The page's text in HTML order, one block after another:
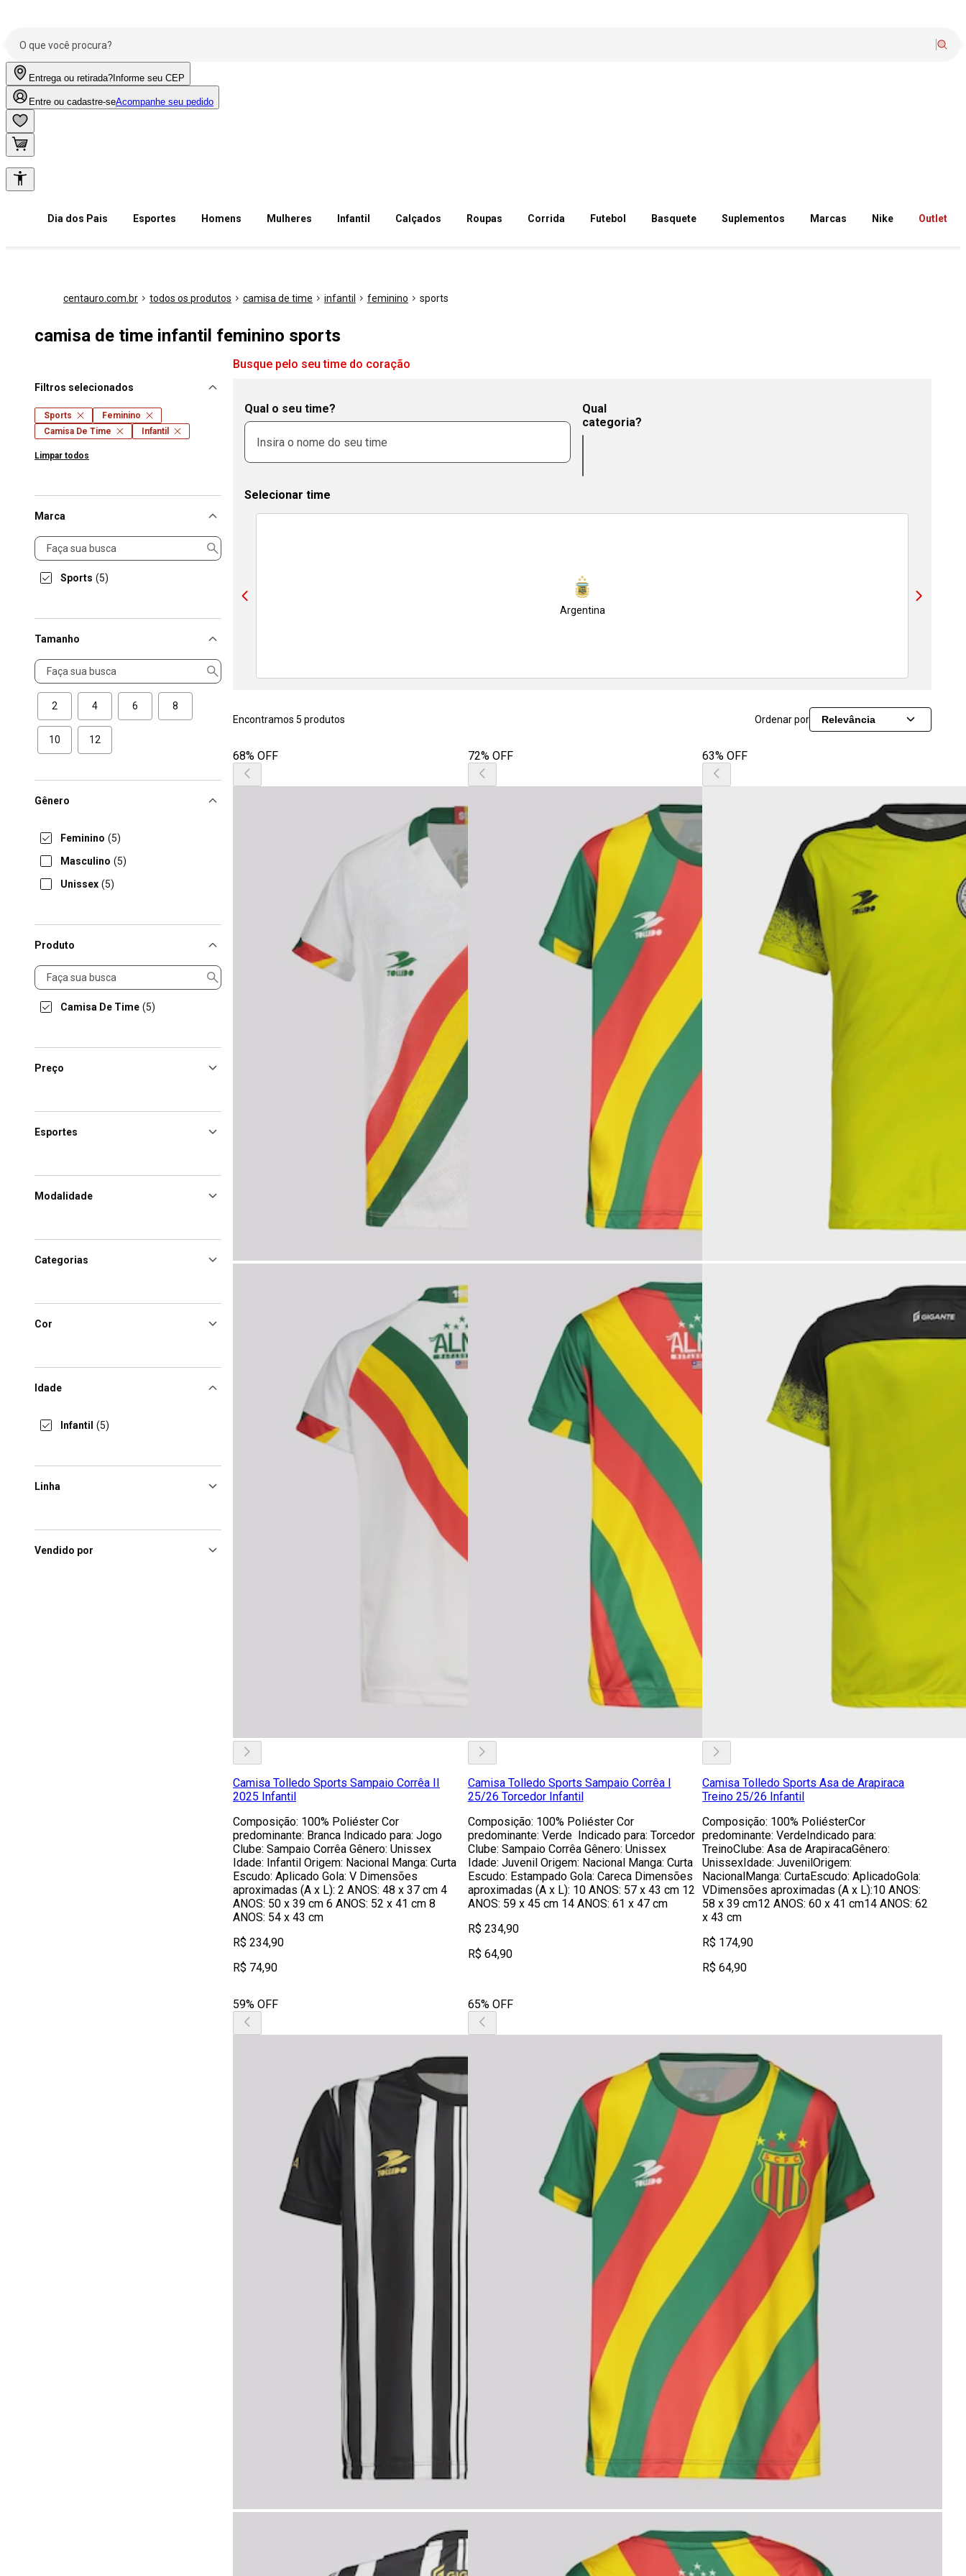
Entrega ou retirada? Informe seu CEP
Entre ou cadastre-seAcompanhe seu pedido
Dia dos Pais Esportes Homens Mulheres Infantil Calçados Roupas Corrida Futebol Basquete Suplementos Marcas Nike Outlet
centauro.com.br todos os produtos camisa de time infantil feminino sports
camisa de time infantil feminino sports
Filtros selecionados
Sports
Feminino
Camisa De Time
Infantil
Limpar todos
Marca
Marca
Sports (5)
Tamanho
Tamanho
2 4 6 8
10 12
Gênero
Feminino (5)
Masculino (5)
Unissex (5)
Produto
Produto
Camisa De Time (5)
Preço
Esportes
Modalidade
Categorias
Cor
Idade
Infantil (5)
Linha
Vendido por
Busque pelo seu time do coração
Qual o seu time?
Qual
categoria?
Selecionar time
Argentina
Encontramos 5 produtos Ordenar por Relevância
68% OFF
Camisa Tolledo Sports Sampaio Corrêa II
2025 Infantil
Composição: 100% Poliéster Cor
predominante: Branca Indicado para: Jogo
Clube: Sampaio Corrêa Gênero: Unissex
Idade: Infantil Origem: Nacional Manga: Curta
Escudo: Aplicado Gola: V Dimensões
aproximadas (A x L): 2 ANOS: 48 x 37 cm 4
ANOS: 50 x 39 cm 6 ANOS: 52 x 41 cm 8
ANOS: 54 x 43 cm
R$ 234,90
R$ 74,90
72% OFF
Camisa Tolledo Sports Sampaio Corrêa I
25/26 Torcedor Infantil
Composição: 100% Poliéster Cor
predominante: Verde Indicado para: Torcedor
Clube: Sampaio Corrêa Gênero: Unissex
Idade: Juvenil Origem: Nacional Manga: Curta
Escudo: Estampado Gola: Careca Dimensões
aproximadas (A x L): 10 ANOS: 57 x 43 cm 12
ANOS: 59 x 45 cm 14 ANOS: 61 x 47 cm
R$ 234,90
R$ 64,90
63% OFF
Camisa Tolledo Sports Asa de Arapiraca
Treino 25/26 Infantil
Composição: 100% PoliésterCor
predominante: VerdeIndicado para:
TreinoClube: Asa de ArapiracaGênero:
UnissexIdade: JuvenilOrigem:
NacionalManga: CurtaEscudo: AplicadoGola:
VDimensões aproximadas (A x L):10 ANOS:
58 x 39 cm12 ANOS: 60 x 41 cm14 ANOS: 62
x 43 cm
R$ 174,90
R$ 64,90
59% OFF 65% OFF